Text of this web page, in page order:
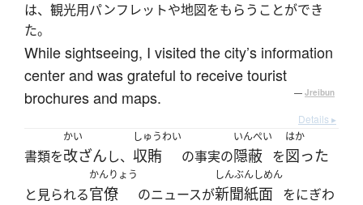
は、観光用パンフレットや地図をもらうことができ
た。
While sightseeing, I visited the city’s information
center and was grateful to receive tourist
brochures and maps.
— Jreibun
Details ▸
書類を
かい
改ざんし、
しゅうわい
収賄 の事実の
いんぺい
隠蔽 を
はか
図った
と見られる
かんりょう
官僚 のニュースが
しんぶんしめん
新聞紙面
をにぎわ